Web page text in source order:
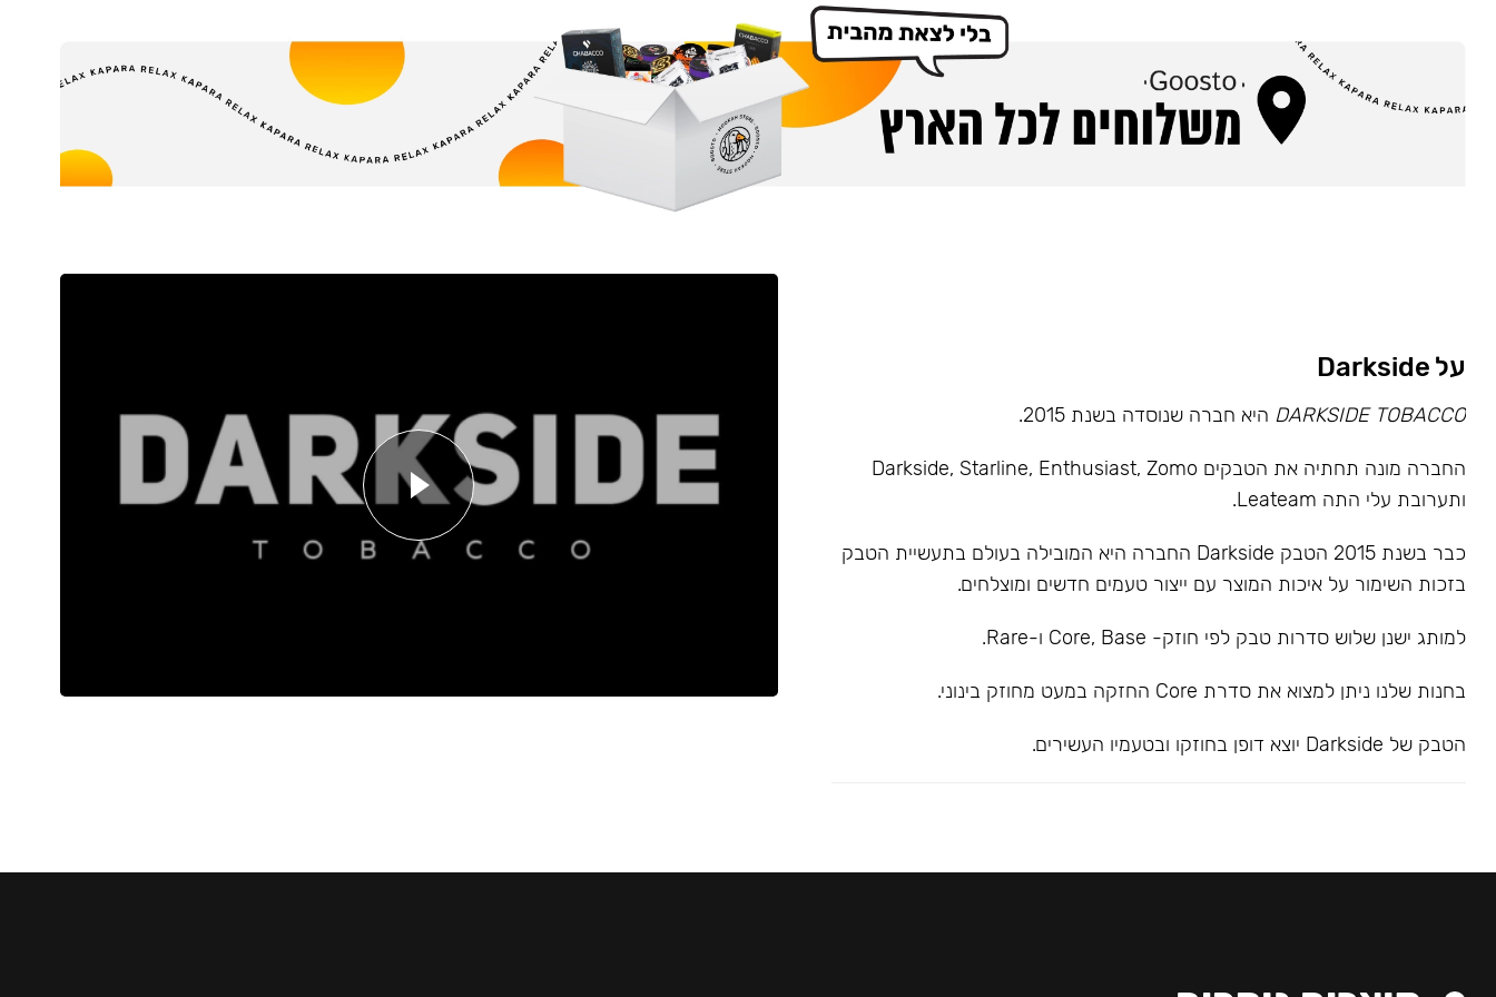
על Darkside
DARKSIDE TOBACCO היא חברה שנוסדה בשנת 2015.
החברה מונה תחתיה את הטבקים Darkside, Starline, Enthusiast, Zomo
ותערובת עלי התה Leateam.
כבר בשנת 2015 הטבק Darkside החברה היא המובילה בעולם בתעשיית הטבק
בזכות השימור על איכות המוצר עם ייצור טעמים חדשים ומוצלחים.
למותג ישנן שלוש סדרות טבק לפי חוזק- Core, Base ו-Rare.
בחנות שלנו ניתן למצוא את סדרת Core החזקה במעט מחוזק בינוני.
הטבק של Darkside יוצא דופן בחוזקו ובטעמיו העשירים.